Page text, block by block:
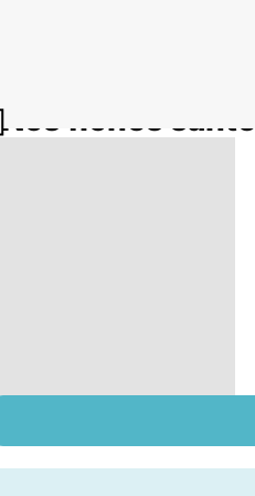
Nos fiches santé
gratte : et si c'était la